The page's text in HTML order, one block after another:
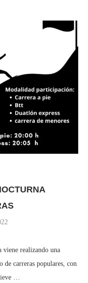
viene realizando una
de carreras populares, con
…